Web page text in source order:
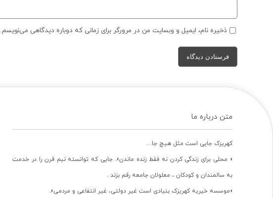
ذخیره نام، ایمیل و وبسایت من در مرورگر برای زمانی که دوباره دیدگاهی می‌نویسم.
متن درباره ما
کهریزک جایی است مثل هیچ جا…
« محلی برای زندگی کردن نه فقط زنده ماندن». جایی که توانسته نیم قرن را در خدمت
به سالمندان و کودکان ، معلولان جامعه رقم بزند .
«موسسه خیریه کهریزک بنیادی است غیر دولتی، غیر انتفاعی و مردمی».